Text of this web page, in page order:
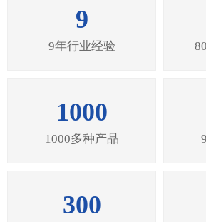
9
9年行业经验
1000
1000多种产品
300